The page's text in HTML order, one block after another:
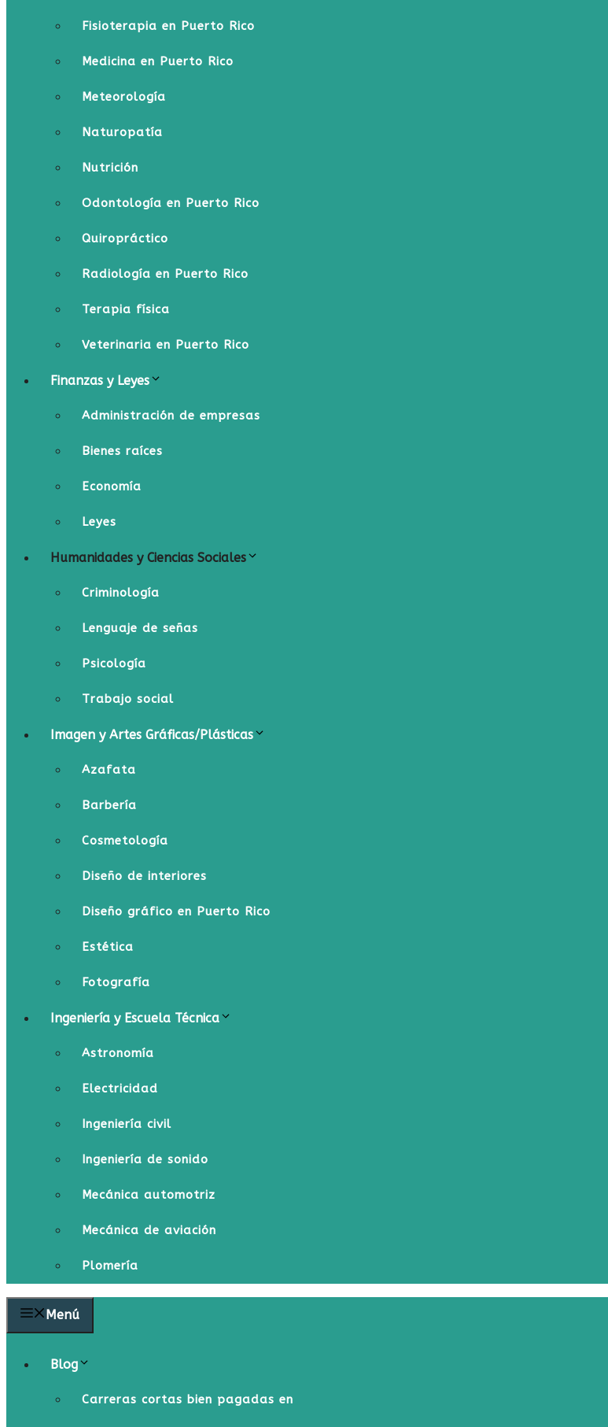
Fisioterapia en Puerto Rico
Medicina en Puerto Rico
Meteorología
Naturopatía
Nutrición
Odontología en Puerto Rico
Quiropráctico
Radiología en Puerto Rico
Terapia física
Veterinaria en Puerto Rico
Finanzas y Leyes
Administración de empresas
Bienes raíces
Economía
Leyes
Humanidades y Ciencias Sociales
Criminología
Lenguaje de señas
Psicología
Trabajo social
Imagen y Artes Gráficas/Plásticas
Azafata
Barbería
Cosmetología
Diseño de interiores
Diseño gráfico en Puerto Rico
Estética
Fotografía
Ingeniería y Escuela Técnica
Astronomía
Electricidad
Ingeniería civil
Ingeniería de sonido
Mecánica automotriz
Mecánica de aviación
Plomería
Menú
Blog
Carreras cortas bien pagadas en